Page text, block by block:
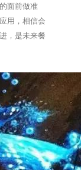
面前做准
用，相信会
，是未来餐